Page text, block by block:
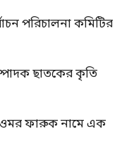
পরিচালনা কমিটির
ছাতকের কৃতি
ওমর ফারুক নামে এক